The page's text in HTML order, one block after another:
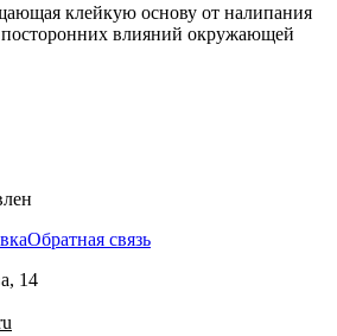
клейкую основу от налипания
влияний окружающей
Обратная связь
14